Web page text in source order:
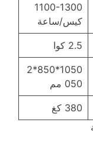
1100-1300
كيس/ساعة
1050*850*2
050 مم
380 كغ